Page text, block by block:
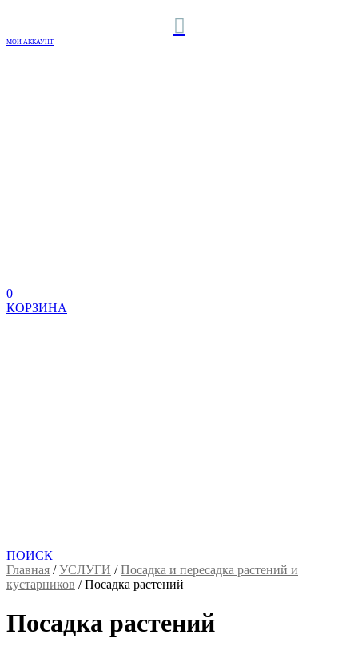
МОЙ АККАУНТ
0
КОРЗИНА
ПОИСК
Главная /УСЛУГИ /Посадка и пересадка растений и
кустарников /Посадка растений
Посадка растений